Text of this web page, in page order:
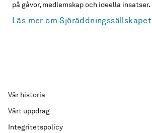
på gåvor, medlemskap och ideella insatser.
Läs mer om Sjöräddningssällskapet
Vår historia
Vårt uppdrag
Integritetspolicy